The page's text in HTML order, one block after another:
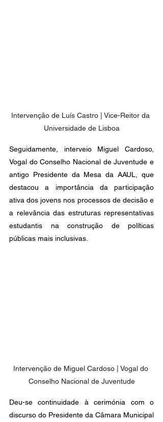
Intervenção de Luís Castro | Vice-Reitor da
Universidade de Lisboa
Seguidamente, interveio Miguel Cardoso,
Vogal do Conselho Nacional de Juventude e
antigo Presidente da Mesa da AAUL, que
destacou a importância da participação
ativa dos jovens nos processos de decisão e
a relevância das estruturas representativas
estudantis na construção de políticas
públicas mais inclusivas.
Intervenção de Miguel Cardoso | Vogal do
Conselho Nacional de Juventude
Deu-se continuidade à cerimónia com o
discurso do Presidente da Câmara Municipal